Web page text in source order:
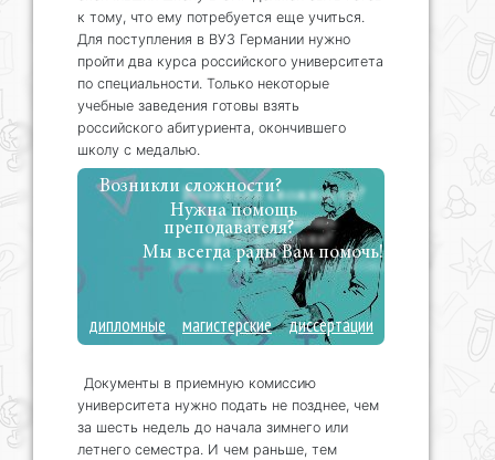
к тому, что ему потребуется еще учиться.
Для поступления в ВУЗ Германии нужно
пройти два курса российского университета
по специальности. Только некоторые
учебные заведения готовы взять
российского абитуриента, окончившего
школу с медалью.
Возникли сложности?
Нужна помощь
преподавателя?
Мы всегда рады Вам помочь!
дипломные магистерские диссертации
Документы в приемную комиссию
университета нужно подать не позднее, чем
за шесть недель до начала зимнего или
летнего семестра. И чем раньше, тем